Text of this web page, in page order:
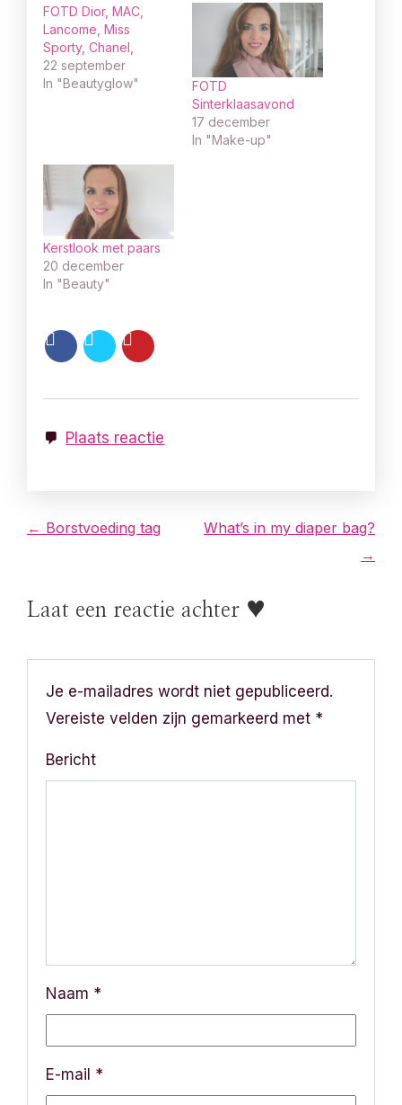
FOTD Dior, MAC,
Lancome, Miss
Sporty, Chanel,
22 september
In "Beautyglow"
FOTD
Sinterklaasavond
17 december
In "Make-up"
Kerstlook met paars
20 december
In "Beauty"
Plaats reactie
B
r
← Borstvoeding tag
What’s in my diaper bag?
→
Laat een reactie achter ♥
Je e-mailadres wordt niet gepubliceerd.
Vereiste velden zijn gemarkeerd met *
Bericht
Naam *
E-mail *